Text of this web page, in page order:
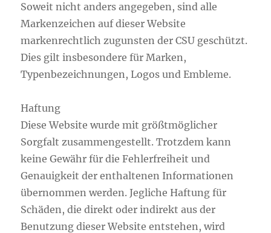
Soweit nicht anders angegeben, sind alle
Markenzeichen auf dieser Website
markenrechtlich zugunsten der CSU geschützt.
Dies gilt insbesondere für Marken,
Typenbezeichnungen, Logos und Embleme.
Haftung
Diese Website wurde mit größtmöglicher
Sorgfalt zusammengestellt. Trotzdem kann
keine Gewähr für die Fehlerfreiheit und
Genauigkeit der enthaltenen Informationen
übernommen werden. Jegliche Haftung für
Schäden, die direkt oder indirekt aus der
Benutzung dieser Website entstehen, wird